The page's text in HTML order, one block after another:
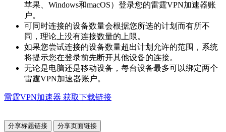
苹果、Windows和macOS）登录您的雷霆VPN加速器账
户。
可同时连接的设备数量会根据您所选的计划而有所不
同，理论上没有连接数量的上限。
如果您尝试连接的设备数量超出计划允许的范围，系统
将提示您在登录前先断开其他设备的连接。
无论是电脑还是移动设备，每台设备最多可以绑定两个
雷霆VPN加速器账户。
雷霆VPN加速器 获取下载链接
分享标题链接 分享页面链接